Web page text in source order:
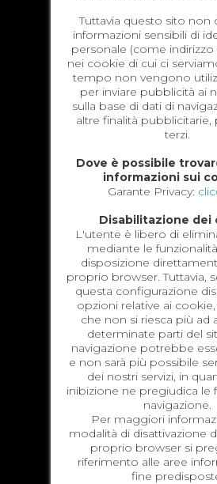
Tuttavia questo sito non
informazioni sensibili di
personale (come indirizzo
nei cookie di cui ci
tempo non vengono
per inviare pubblicità ai
sulla base di dati di
altre finalità
terzi.
Dove è possibile
informazioni sui
Garante Privacy:
Disabilitazione dei
L'utente è libero di
mediante le
disposizione
proprio browser. Tuttavia,
questa configurazione
opzioni relative ai
che non si riesca più ad
determinate parti del
navigazione potrebbe
e non sarà più possibile
dei nostri servizi, in
inibizione ne pregiudica le
navigazione.
Per maggiori
modalità di disattivazione
proprio browser si
riferimento alle aree
fine